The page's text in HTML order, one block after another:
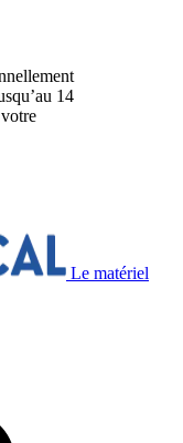
14
Le matériel